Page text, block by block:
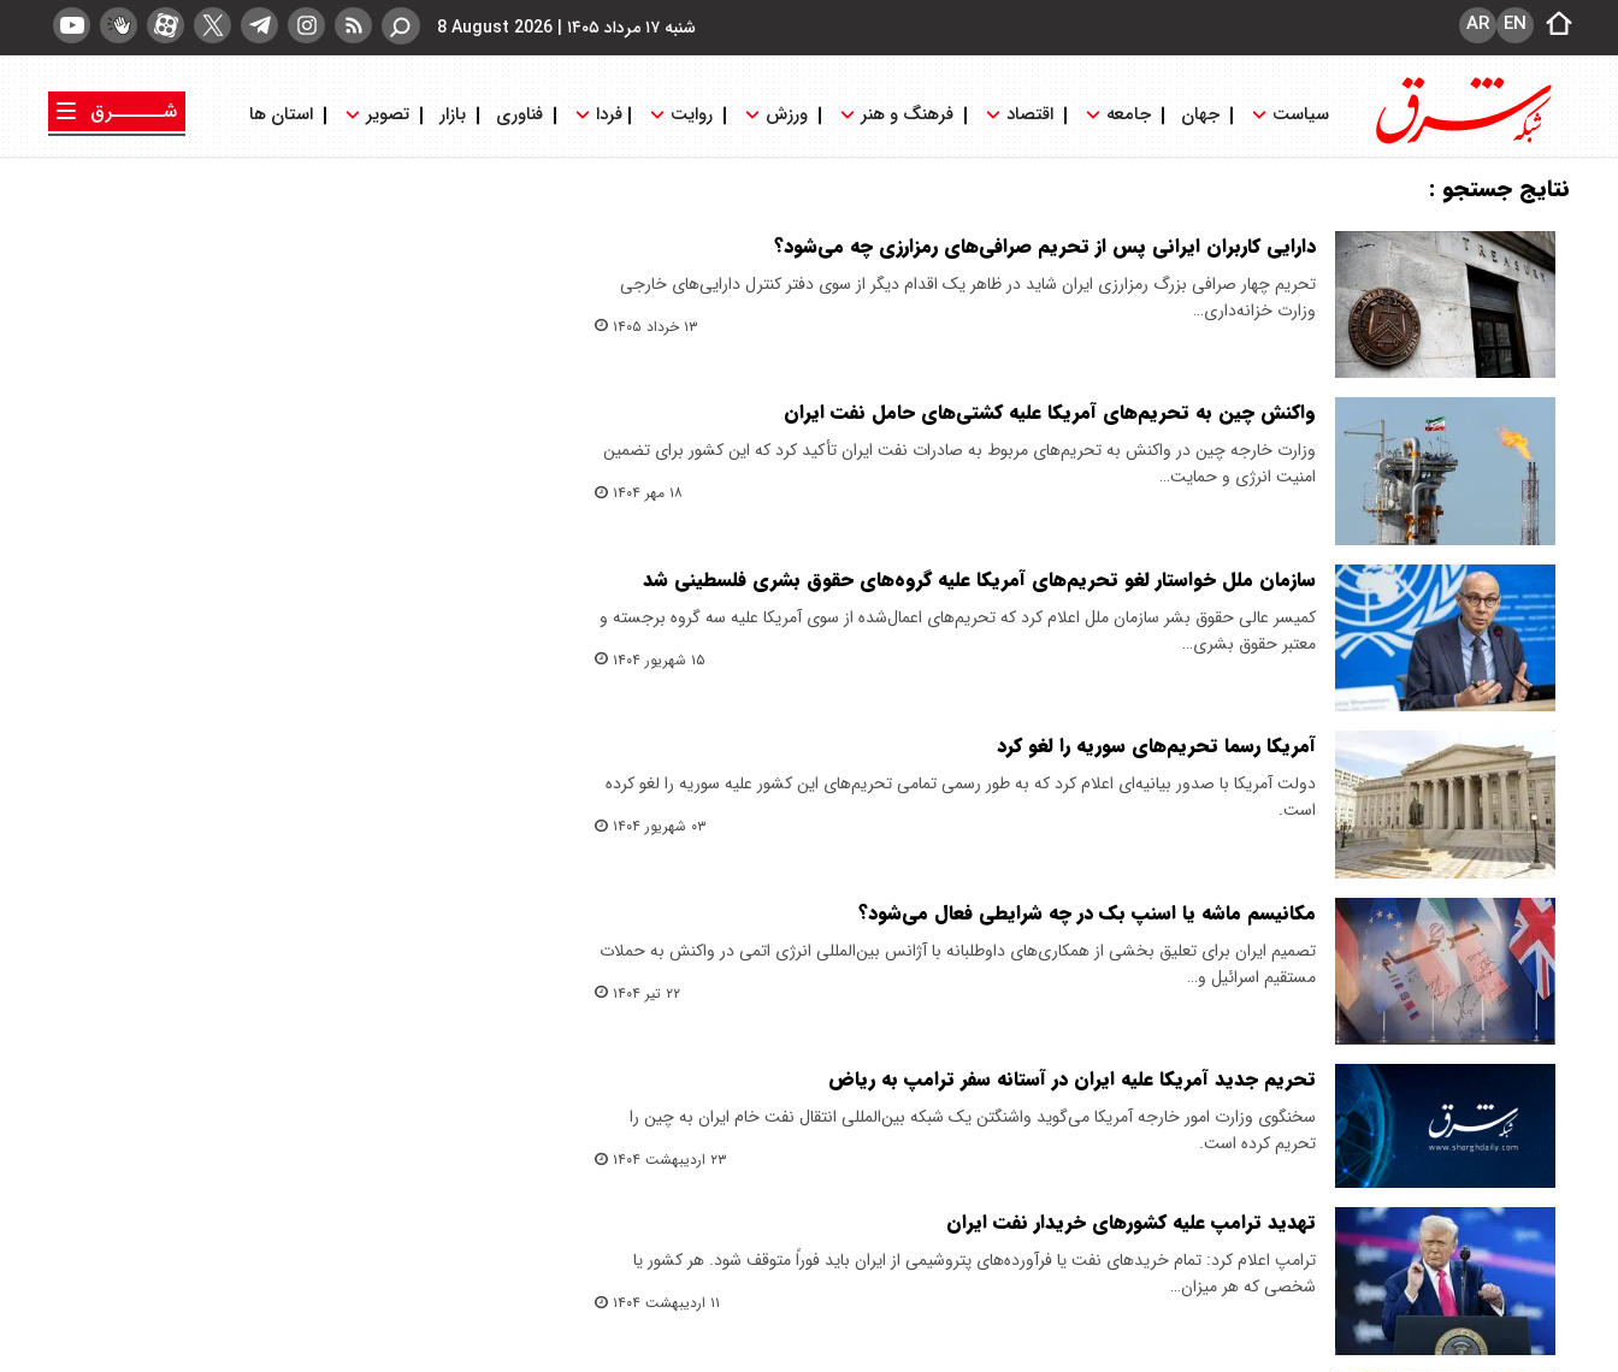
شنبه ۱۷ مرداد ۱۴۰۵ |
8 August 2026 EN
AR
سیاست جهان جامعه اقتصاد فرهنگ و هنر ورزش روایت فردا فناوری بازار تصویر استان ها
شــــــرق
نتایج جستجو :
دارایی کاربران ایرانی پس از تحریم صرافی‌های رمزارزی چه می‌شود؟
تحریم چهار صرافی بزرگ رمزارزی ایران شاید در ظاهر یک اقدام دیگر از سوی دفتر کنترل دارایی‌های خارجی
وزارت خزانه‌داری…
۱۳ خرداد ۱۴۰۵
واکنش چین به تحریم‌های آمریکا علیه کشتی‌های حامل نفت ایران
وزارت خارجه چین در واکنش به تحریم‌های مربوط به صادرات نفت ایران تأکید کرد که این کشور برای تضمین
امنیت انرژی و حمایت…
۱۸ مهر ۱۴۰۴
سازمان ملل خواستار لغو تحریم‌های آمریکا علیه گروه‌های حقوق بشری فلسطینی شد
کمیسر عالی حقوق بشر سازمان ملل اعلام کرد که تحریم‌های اعمال‌شده از سوی آمریکا علیه سه گروه برجسته و
معتبر حقوق بشری…
۱۵ شهریور ۱۴۰۴
آمریکا رسما تحریم‌های سوریه را لغو کرد
​دولت آمریکا با صدور بیانیه‌ای اعلام کرد که به طور رسمی تمامی تحریم‌های این کشور علیه سوریه را لغو کرده
است.
۰۳ شهریور ۱۴۰۴
مکانیسم ماشه یا اسنپ بک در چه شرایطی فعال می‌شود؟
تصمیم ایران برای تعلیق بخشی از همکاری‌های داوطلبانه با آژانس بین‌المللی انرژی اتمی در واکنش به حملات
مستقیم اسرائیل و…
۲۲ تیر ۱۴۰۴
تحریم جدید آمریکا علیه ایران در آستانه سفر ترامپ به ریاض
سخنگوی وزارت امور خارجه آمریکا می‌گوید واشنگتن یک شبکه بین‌المللی انتقال نفت خام ایران به چین را
تحریم کرده است.
۲۳ اردیبهشت ۱۴۰۴
تهدید ترامپ علیه کشورهای خریدار نفت ایران
ترامپ اعلام کرد: تمام خریدهای نفت یا فرآورده‌های پتروشیمی از ایران باید فوراً متوقف شود. هر کشور یا
شخصی که هر میزان…
۱۱ اردیبهشت ۱۴۰۴